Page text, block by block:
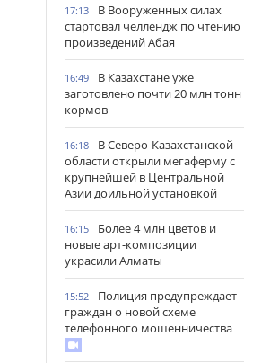
17:13
В Вооруженных силах
стартовал челлендж по чтению
произведений Абая
16:49
В Казахстане уже
заготовлено почти 20 млн тонн
кормов
16:18
В Северо-Казахстанской
области открыли мегаферму с
крупнейшей в Центральной
Азии доильной установкой
16:15
Более 4 млн цветов и
новые арт-композиции
украсили Алматы
15:52
Полиция предупреждает
граждан о новой схеме
телефонного мошенничества